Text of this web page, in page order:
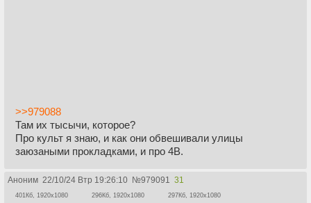
>>979088
Там их тысычи, которое?
Про культ я знаю, и как они обвешивали улицы
заюзаными прокладками, и про 4B.
Аноним 22/10/24 Втр 19:26:10 №979091 31
401Кб, 1920x1080 296Кб, 1920x1080 297Кб, 1920x1080